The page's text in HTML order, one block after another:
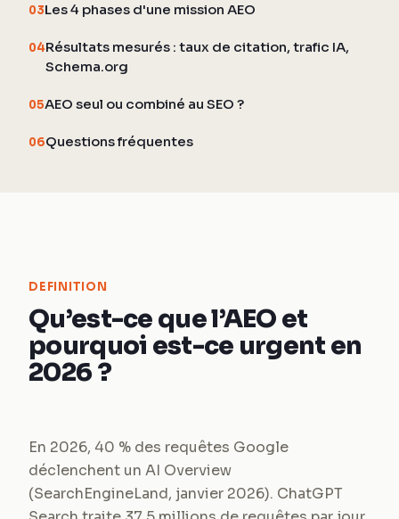
03Les 4 phases d'une mission AEO
04Résultats mesurés : taux de citation, trafic IA,
Schema.org
05AEO seul ou combiné au SEO ?
06Questions fréquentes
DEFINITION
Qu’est-ce que l’AEO et
pourquoi est-ce urgent en
2026 ?
En 2026, 40 % des requêtes Google
déclenchent un AI Overview
(SearchEngineLand, janvier 2026). ChatGPT